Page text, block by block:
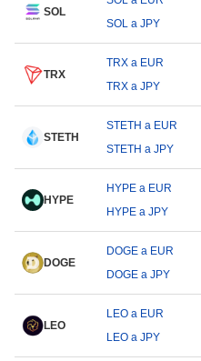
SOL
SOL a JPY
TRX
TRX a EUR
TRX a JPY
STETH
STETH a EUR
STETH a JPY
HYPE
HYPE a EUR
HYPE a JPY
DOGE
DOGE a EUR
DOGE a JPY
LEO
LEO a EUR
LEO a JPY